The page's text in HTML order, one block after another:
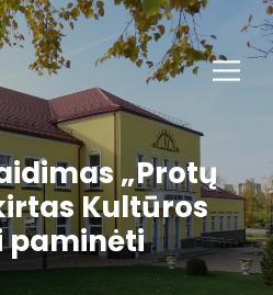
„Protų
Kultūros
paminėti